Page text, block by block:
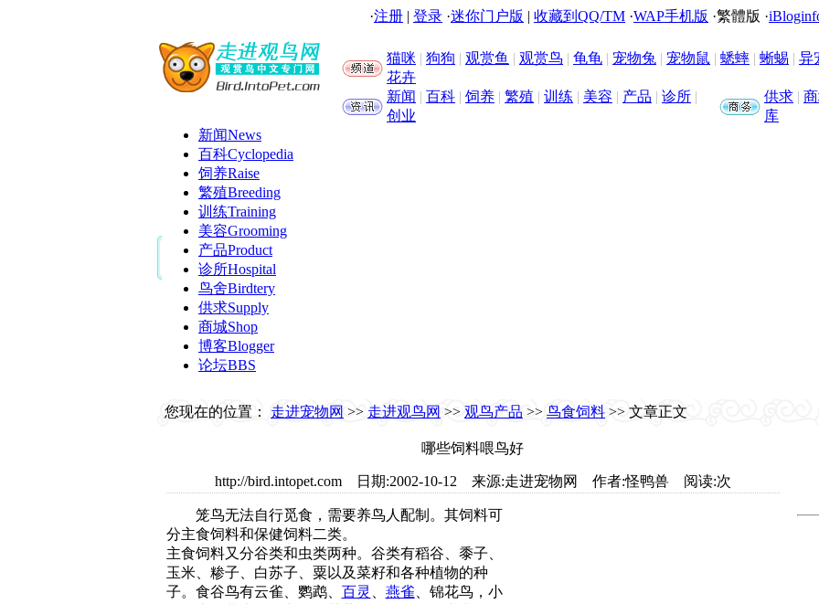
·注册 | 登录 ·迷你门户版 | 收藏到QQ/TM ·WAP手机版 ·繁體版 ·
猫咪 | 狗狗 | 观赏鱼 | 观赏鸟 | 龟龟 | 宠物兔 | 宠物鼠 | 蟋蟀 | 蜥蜴 | 异
花卉
新闻 | 百科 | 饲养 | 繁殖 | 训练 | 美容 | 产品 | 诊所 |
创业
供求 |
库
新闻News
百科Cyclopedia
饲养Raise
繁殖Breeding
训练Training
美容Grooming
产品Product
诊所Hospital
鸟舍Birdtery
供求Supply
商城Shop
博客Blogger
论坛BBS
您现在的位置： 走进宠物网 >> 走进观鸟网 >> 观鸟产品 >> 鸟食饲料 >> 文章正文
哪些饲料喂鸟好
http://bird.intopet.com 日期:2002-10-12 来源:走进宠物网 作者:怪鸭兽 阅读:次
笼鸟无法自行觅食，需要养鸟人配制。其饲料可
分主食饲料和保健饲料二类。
主食饲料又分谷类和虫类两种。谷类有稻谷、黍子、
玉米、糁子、白苏子、粟以及菜籽和各种植物的种
子。食谷鸟有云雀、鹦鹉、 百灵 燕雀 、锦花鸟，小